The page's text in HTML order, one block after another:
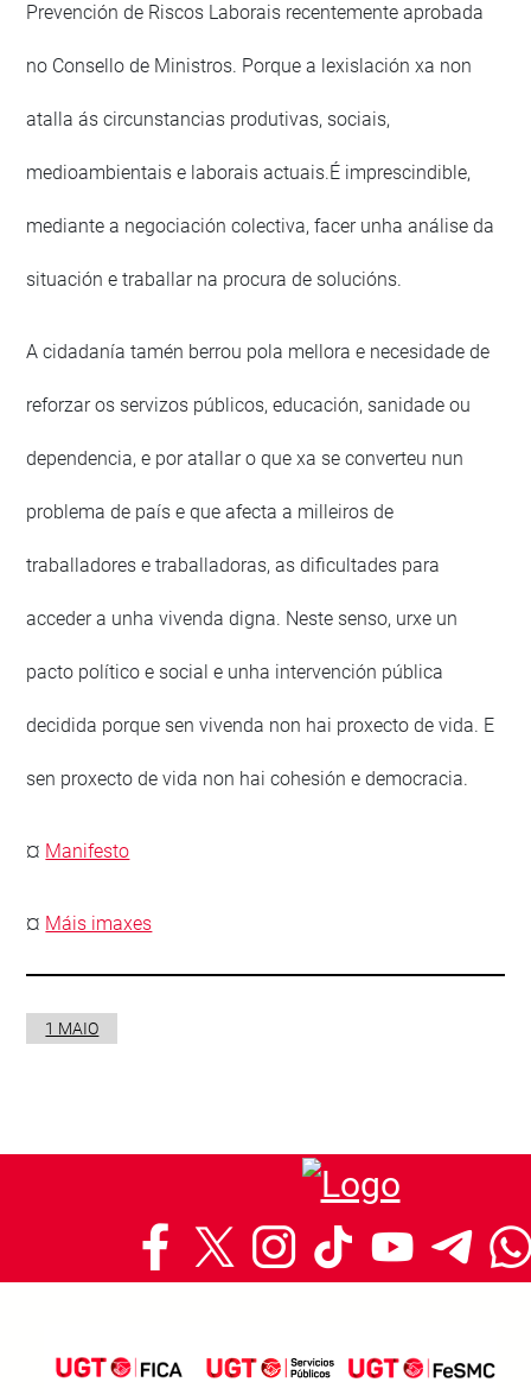
Prevención de Riscos Laborais recentemente aprobada
no Consello de Ministros. Porque a lexislación xa non
atalla ás circunstancias produtivas, sociais,
medioambientais e laborais actuais.É imprescindible,
mediante a negociación colectiva, facer unha análise da
situación e traballar na procura de solucións.
A cidadanía tamén berrou pola mellora e necesidade de
reforzar os servizos públicos, educación, sanidade ou
dependencia, e por atallar o que xa se converteu nun
problema de país e que afecta a milleiros de
traballadores e traballadoras, as dificultades para
acceder a unha vivenda digna. Neste senso, urxe un
pacto político e social e unha intervención pública
decidida porque sen vivenda non hai proxecto de vida. E
sen proxecto de vida non hai cohesión e democracia.
¤ Manifesto
¤ Máis imaxes
1 MAIO